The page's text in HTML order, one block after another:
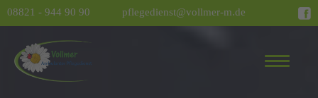
08821 - 944 90 90 pflegedienst@vollmer-m.de